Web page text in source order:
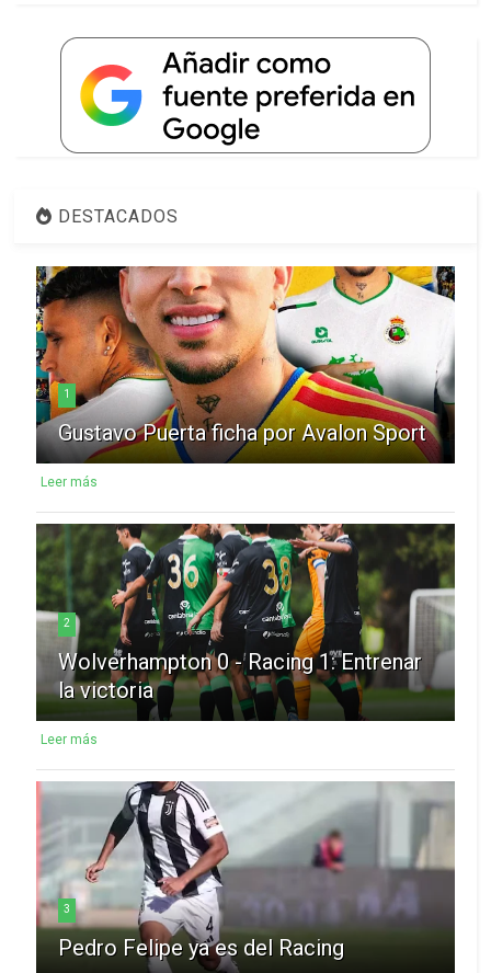
DESTACADOS
1
Gustavo Puerta ficha por Avalon Sport
Leer más
2
Wolverhampton 0 - Racing 1: Entrenar
la victoria
Leer más
3
Pedro Felipe ya es del Racing